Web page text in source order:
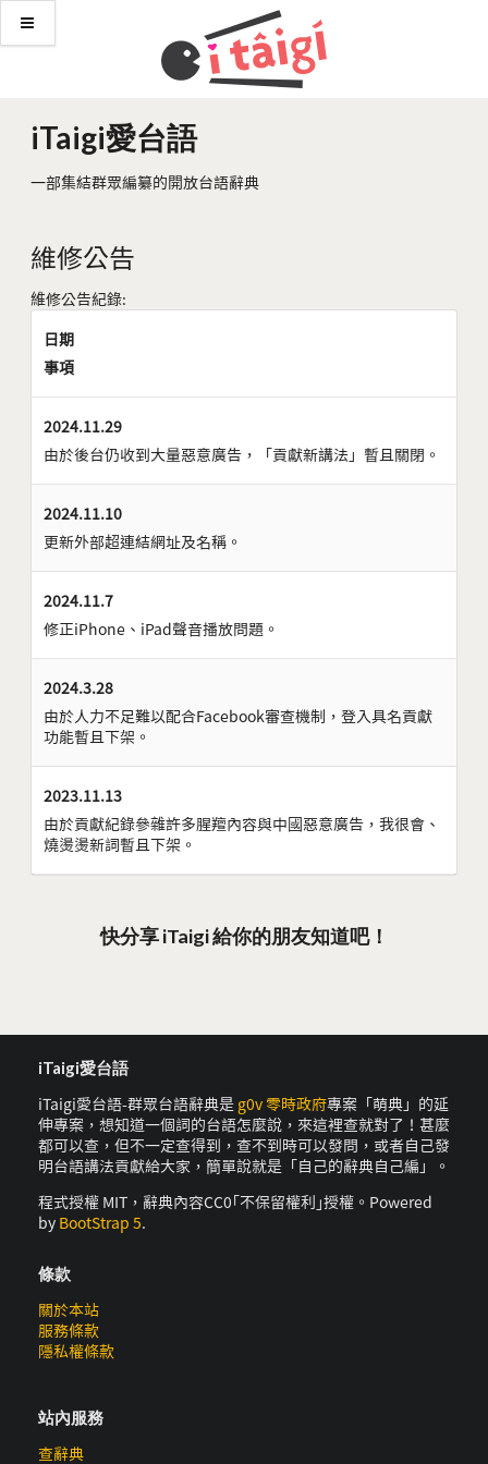
iTaigi愛台語
一部集結群眾編纂的開放台語辭典
維修公告
維修公告紀錄:
日期
事項
2024.11.29
由於後台仍收到大量惡意廣告，「貢獻新講法」暫且關閉。
2024.11.10
更新外部超連結網址及名稱。
2024.11.7
修正iPhone、iPad聲音播放問題。
2024.3.28
由於人力不足難以配合Facebook審查機制，登入具名貢獻
功能暫且下架。
2023.11.13
由於貢獻紀錄參雜許多腥羶內容與中國惡意廣告，我很會、
燒燙燙新詞暫且下架。
快分享 iTaigi 給你的朋友知道吧！
iTaigi愛台語
iTaigi愛台語-群眾台語辭典是 g0v 零時政府專案「萌典」的延
伸專案，想知道一個詞的台語怎麼說，來這裡查就對了！甚麼
都可以查，但不一定查得到，查不到時可以發問，或者自己發
明台語講法貢獻給大家，簡單說就是「自己的辭典自己編」。
程式授權 MIT，辭典內容CC0｢不保留權利｣授權。Powered
by BootStrap 5.
條款
關於本站
服務條款
隱私權條款
站內服務
查辭典